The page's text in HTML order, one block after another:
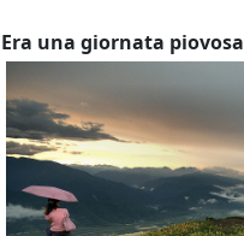
Era una giornata piovosa